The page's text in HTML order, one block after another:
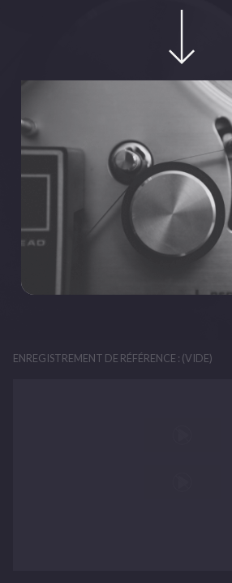
ENREGISTREMENT DE RÉFÉRENCE : (VIDE)